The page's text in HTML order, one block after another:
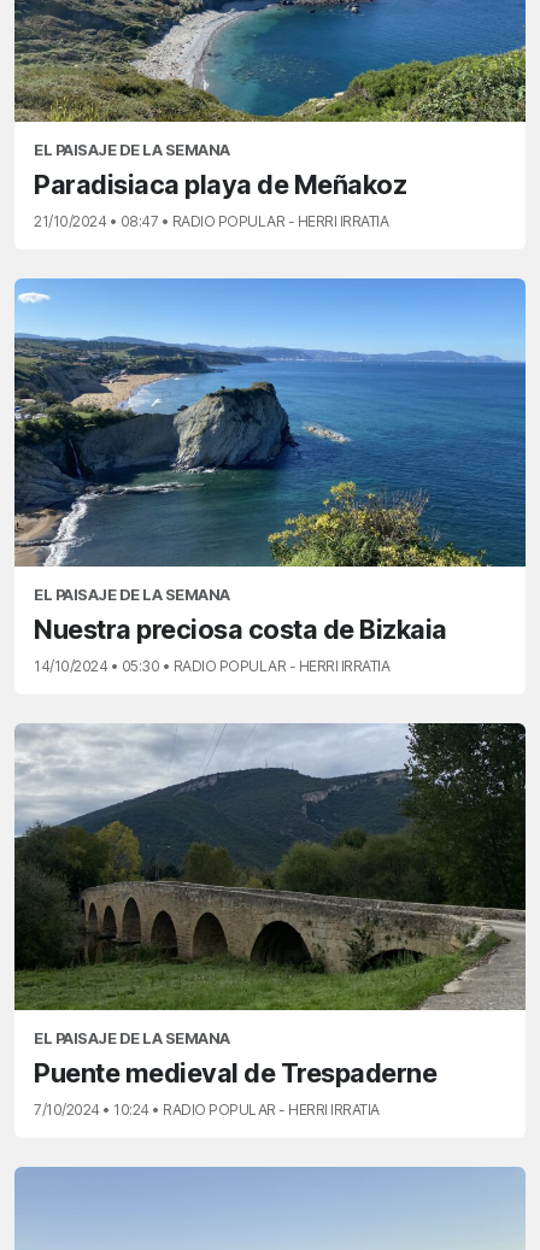
EL PAISAJE DE LA SEMANA
Paradisiaca playa de Meñakoz
21/10/2024 • 08:47 • RADIO POPULAR - HERRI IRRATIA
EL PAISAJE DE LA SEMANA
Nuestra preciosa costa de Bizkaia
14/10/2024 • 05:30 • RADIO POPULAR - HERRI IRRATIA
EL PAISAJE DE LA SEMANA
Puente medieval de Trespaderne
7/10/2024 • 10:24 • RADIO POPULAR - HERRI IRRATIA